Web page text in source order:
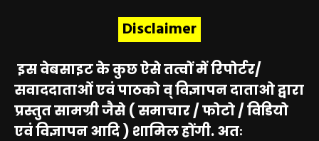
Disclaimer
इस वेबसाइट के कुछ ऐसे तत्वों में रिपोर्टर/
सवाददाताओं एवं पाठको व् विज्ञापन दाताओ द्वारा
प्रस्तुत सामग्री जैसे ( समाचार / फोटो / विडियो
एवं विज्ञापन आदि ) शामिल होंगी. अतः